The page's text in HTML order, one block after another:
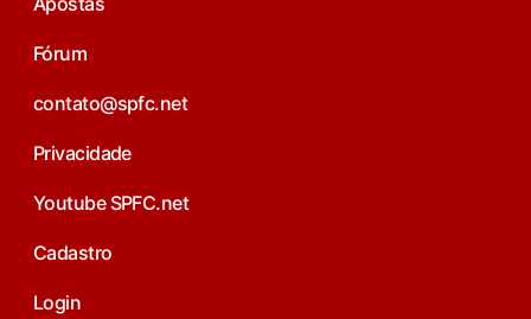
Fórum
contato@spfc.net
Privacidade
Youtube SPFC.net
Cadastro
Login